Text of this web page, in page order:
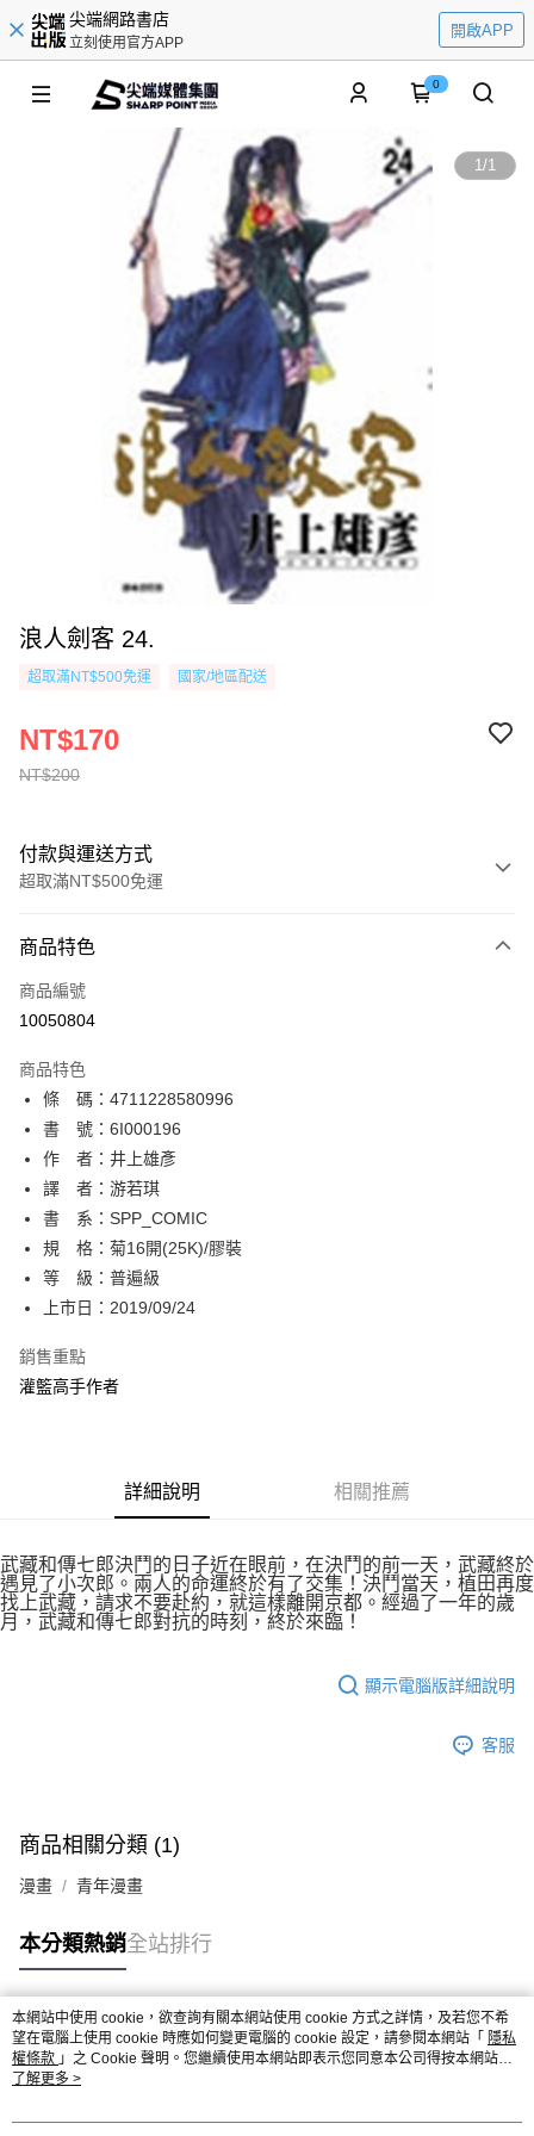
尖端網路書店
立刻使用官方APP
開啟APP
0
1/1
浪人劍客 24.
超取滿NT$500免運 國家/地區配送
NT$200
NT$170
付款與運送方式
超取滿NT$500免運
信用卡一次付款
超商取貨付款
相關說明
【關於「AFTEE先享後付」】
AFTEE先享後付是「在收到商品之後才付款」的支付方式。 讓您購物簡單
便利好安心！
１．簡單：不需註冊會員、不需綁卡、不需儲值。
２．便利：只要手機號碼，簡訊認證，即可結帳。
３．安心：先確認商品／服務後，再付款。
【「AFTEE先享後付」結帳流程】
１．於結帳方式選擇「AFTEE先享後付」後，將跳轉至「AFTEE先享後付」
結帳頁面，進行簡訊認證並確認金額後，即可完成結帳。
２．訂單成立數日內，您將收到繳費通知簡訊。
ATM／網路銀行／等多元方式進行付款，方視為交易完成。
※ 請注意：結帳手續完成當下不需立刻繳費，但若您需要取消訂單，請聯絡
客戶支援中心」https://netprotections.freshdesk.com/support/home
１．透過由恩沛科技股份有限公司提供之「AFTEE先享後付」服務完成之交
易，需依本服務之必要範圍內提供個人資料，並將交易相關給付款項請求債
權轉讓予恩沛科技股份有限公司。
２．關於個人資料處理事宜，請瀏覽以下網址：
「AFTEE先享後付」，若未經同意申辦者引起之損失，本公司不負相關責
時審查核予不同之上限額度；若仍有額度不足之情形，本公司將視審查結果
ATM付款
運送方式
全家取貨付款
每筆NT$80，滿NT$500(含以上)免運費
付款後全家取貨
每筆NT$80，滿NT$500(含以上)免運費
每筆NT$80，滿NT$500(含以上)免運費
付款後7-11取貨
每筆NT$80，滿NT$500(含以上)免運費
查看運費
商品特色
商品編號
10050804
商品特色
條 碼：4711228580996
書 號：6I000196
作 者：井上雄彥
譯 者：游若琪
書 系：SPP_COMIC
規 格：菊16開(25K)/膠裝
等 級：普遍級
上市日：2019/09/24
銷售重點
灌籃高手作者
詳細說明 相關推薦
武藏和傳七郎決鬥的日子近在眼前，在決鬥的前一天，武藏終於
遇見了小次郎。兩人的命運終於有了交集！決鬥當天，植田再度
找上武藏，請求不要赴約，就這樣離開京都。經過了一年的歲
月，武藏和傳七郎對抗的時刻，終於來臨！
顯示電腦版詳細說明
客服
商品相關分類 (1)
漫畫 青年漫畫
本分類熱銷全站排行
熱門標籤
本網站中使用 cookie，欲查詢有關本網站使用 cookie 方式之詳情，及若您不希
望在電腦上使用 cookie 時應如何變更電腦的 cookie 設定，請參閱本網站「 隱私
權條款 」之 Cookie 聲明。您繼續使用本網站即表示您同意本公司得按本網站使
用條款之 Cookie 聲明使用 cookie。
了解更多 >